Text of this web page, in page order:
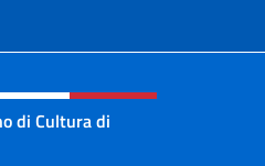
e menù
di Cultura di